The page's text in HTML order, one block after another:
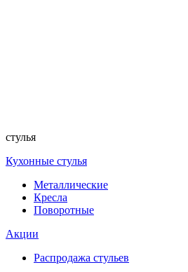
стулья
Кухонные стулья
Металлические
Кресла
Поворотные
Акции
Распродажа стульев